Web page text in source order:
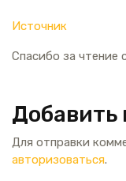
Источник
Спасибо за чтение
Добавить
Для отправки
авторизоваться.